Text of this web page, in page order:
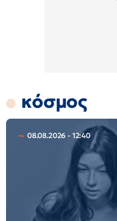
κόσμος
08.08.2026 - 12:40